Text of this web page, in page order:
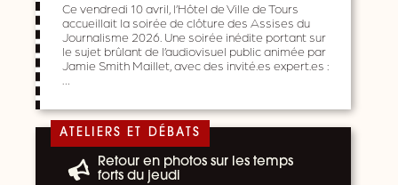
Ce vendredi 10 avril, l’Hôtel de Ville de Tours
accueillait la soirée de clôture des Assises du
Journalisme 2026. Une soirée inédite portant sur
le sujet brûlant de l’audiovisuel public animée par
Jamie Smith Maillet, avec des invité.es expert.es :
ATELIERS ET DÉBATS
Retour en photos sur les temps
forts du jeudi